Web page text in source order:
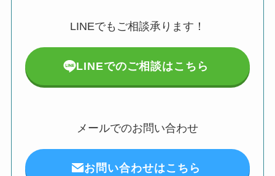
LINEでもご相談承ります！
LINEでのご相談はこちら
メールでのお問い合わせ
お問い合わせはこちら